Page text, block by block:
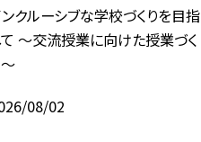
クルーシブな学校づくりを目指
て ～交流授業に向けた授業づく
08/02